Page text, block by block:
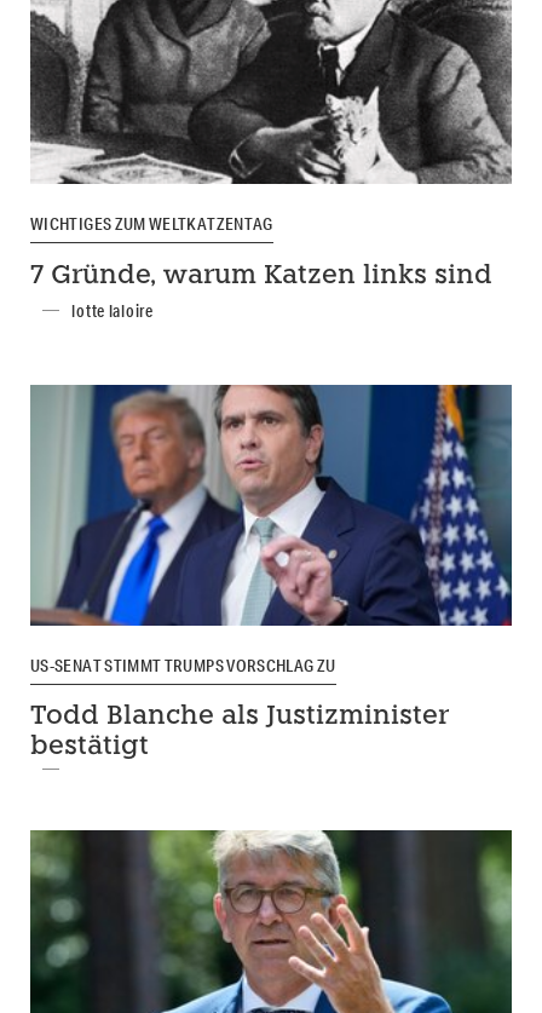
WICHTIGES ZUM WELTKATZENTAG
7 Gründe, warum Katzen links sind
lotte laloire
US-SENAT STIMMT TRUMPS VORSCHLAG ZU
Todd Blanche als Justizminister
bestätigt